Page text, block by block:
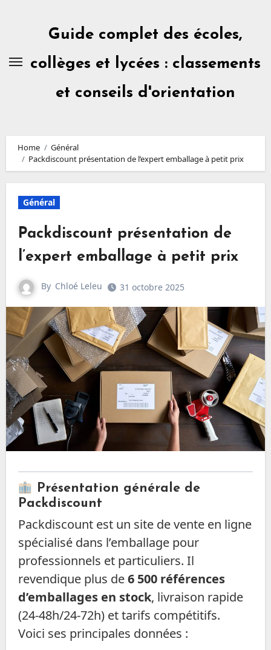
Guide complet des écoles,
collèges et lycées : classements
et conseils d'orientation
Home
Général
Packdiscount présentation de l’expert emballage à petit prix
Général
Packdiscount présentation de
l’expert emballage à petit prix
By Chloé Leleu 31 octobre 2025
Présentation générale de
Packdiscount
Packdiscount est un site de vente en ligne
spécialisé dans l’emballage pour
professionnels et particuliers. Il
revendique plus de6 500 références
d’emballages en stock, livraison rapide
(24-48h/24-72h) et tarifs compétitifs.
Voici ses principales données :